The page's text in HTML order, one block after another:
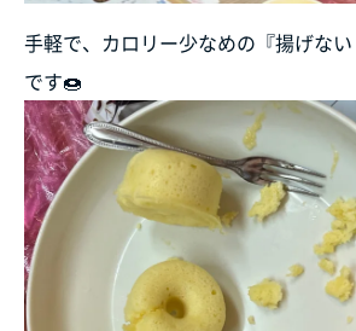
手軽で、カロリー少なめの『揚げな
です🍩